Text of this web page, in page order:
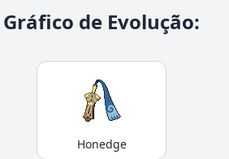
Gráfico de Evolução:
Honedge